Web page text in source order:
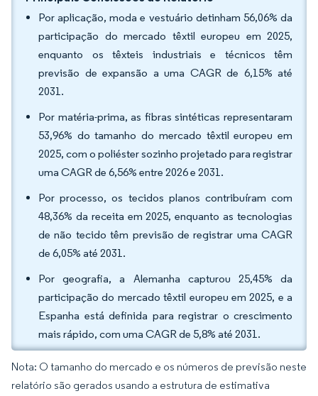
Por aplicação, moda e vestuário detinham 56,06% da
participação do mercado têxtil europeu em 2025,
enquanto os têxteis industriais e técnicos têm
previsão de expansão a uma CAGR de 6,15% até
2031.
Por matéria-prima, as fibras sintéticas representaram
53,96% do tamanho do mercado têxtil europeu em
2025, com o poliéster sozinho projetado para registrar
uma CAGR de 6,56% entre 2026 e 2031.
Por processo, os tecidos planos contribuíram com
48,36% da receita em 2025, enquanto as tecnologias
de não tecido têm previsão de registrar uma CAGR
de 6,05% até 2031.
Por geografia, a Alemanha capturou 25,45% da
participação do mercado têxtil europeu em 2025, e a
Espanha está definida para registrar o crescimento
mais rápido, com uma CAGR de 5,8% até 2031.
Nota: O tamanho do mercado e os números de previsão neste
relatório são gerados usando a estrutura de estimativa